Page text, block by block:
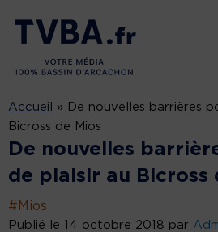
Accueil »
De nouvelles barrières
Bicross de Mios
De nouvelles
de plaisir au Bicross
#Mios
Publié le 14 octobre 2018 par